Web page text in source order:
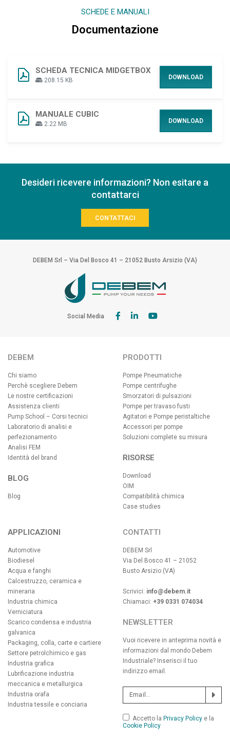
SCHEDE E MANUALI
Documentazione
SCHEDA TECNICA MIDGETBOX
208.15 KB DOWNLOAD
MANUALE CUBIC
2.22 MB DOWNLOAD
Desideri ricevere informazioni? Non esitare a
contattarci
CONTATTACI
DEBEM Srl – Via Del Bosco 41 – 21052 Busto Arsizio (VA)
Social Media
DEBEM
Chi siamo
Perchè scegliere Debem
Le nostre certificazioni
Assistenza clienti
Pump School – Corsi tecnici
Laboratorio di analisi e
perfezionamento
Analisi FEM
Identità del brand
BLOG
Blog
PRODOTTI
Pompe Pneumatiche
Pompe centrifughe
Smorzatori di pulsazioni
Pompe per travaso fusti
Agitatori e Pompe peristaltiche
Accessori per pompe
Soluzioni complete su misura
RISORSE
Download
OIM
Compatibilità chimica
Case studies
APPLICAZIONI
Automotive
Biodiesel
Acqua e fanghi
Calcestruzzo, ceramica e
mineraria
Industria chimica
Verniciatura
Scarico condensa e industria
galvanica
Packaging, colla, carte e cartiere
Settore petrolchimico e gas
Industria grafica
Lubrificazione industria
meccanica e metallurgica
Industria orafa
Industria tessile e conciaria
CONTATTI
DEBEM Srl
Via Del Bosco 41 – 21052
Busto Arsizio (VA)
Scrivici: info@debem.it
Chiamaci: +39 0331 074034
NEWSLETTER
Vuoi ricevere in anteprima novità e
informazioni dal mondo Debem
Industriale? Inserisci il tuo
indirizzo email.
Accetto la Privacy Policy e la
Cookie Policy